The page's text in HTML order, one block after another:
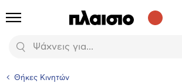
Προϊόντα
Αναζήτηση
Θήκες Κινητών